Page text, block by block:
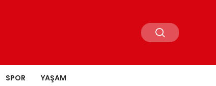
SPOR YAŞAM